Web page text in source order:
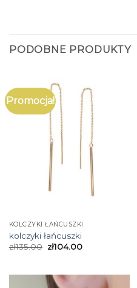
PODOBNE PRODUKTY
Promocja!
KOLCZYKI ŁAŃCUSZKI
kolczyki łańcuszki
zł135.00 zł104.00